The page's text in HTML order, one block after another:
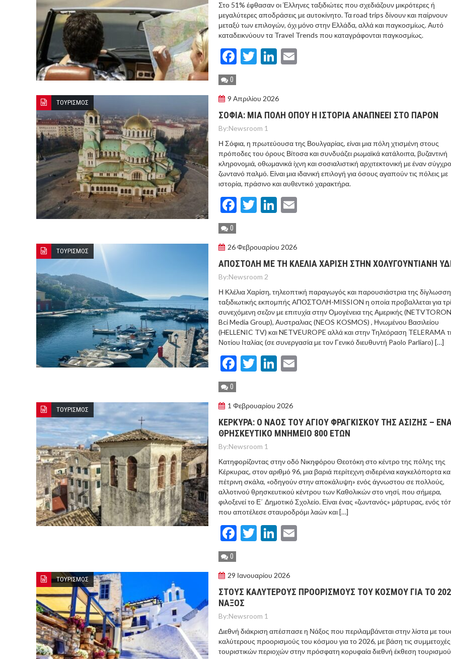
Στο 51% έφθασαν οι Έλληνες ταξιδιώτες που σχεδιάζουν μικρότερες ή
μεγαλύτερες αποδράσεις με αυτοκίνητο. Τα road trips δίνουν και παίρνουν
μεταξύ των επιλογών, όχι μόνο στην Ελλάδα, αλλά και παγκοσμίως. Αυτό
καταδεικνύουν τα Travel Trends που καταγράφονται παγκοσμίως.
Facebook
TwitterLinkedIn
0
ΤΟΥΡΙΣΜΟΣ 9 Απριλίου 2026
ΣΟΦΙΑ: ΜΙΑ ΠΟΛΗ ΟΠΟΥ Η ΙΣΤΟΡΙΑ ΑΝΑΠΝΕΕΙ ΣΤΟ ΠΑΡΟΝ
By:Newsroom 1
Η Σόφια, η πρωτεύουσα της Βουλγαρίας, είναι μια πόλη χτισμένη στους
πρόποδες του όρους Βίτοσα και συνδυάζει ρωμαϊκά κατάλοιπα, βυζαντινή
κληρονομιά, οθωμανικά ίχνη και σοσιαλιστική αρχιτεκτονική με έναν
ζωντανό παλμό. Είναι μια ιδανική επιλογή για όσους αγαπούν τις πόλεις με
ιστορία, πράσινο και αυθεντικό χαρακτήρα.
Facebook
TwitterLinkedIn
0
ΤΟΥΡΙΣΜΟΣ 26 Φεβρουαρίου 2026
ΑΠΟΣΤΟΛΗ ΜΕ ΤΗ ΚΛΕΛΙΑ ΧΑΡΙΣΗ ΣΤΗΝ ΧΟΛΥΓΟΥΝΤΙΑΝΗ
By:Newsroom 2
Η Κλέλια Χαρίση, τηλεοπτική παραγωγός και παρουσιάστρια της
ταξιδιωτικής εκπομπής ΑΠΟΣΤΟΛΗ-MISSION η οποία προβαλλεται για
συνεχόμενη σεζον με επιτυχία στην Ομογένεια της Αμερικής
Bci Media Group), Αυστραλιας (ΝEOS KOSMOS) , Ηνωμένου Βασιλείου
(HELLENIC TV) και NETVEUROPE αλλά και στην Τηλεόραση TELERAMA
Νοτίου Ιταλίας (σε συνεργασία με τον Γενικό διευθυντή Paolo Parliaro) […]
Facebook
TwitterLinkedIn
0
ΤΟΥΡΙΣΜΟΣ 1 Φεβρουαρίου 2026
ΚΕΡΚΥΡΑ: Ο ΝΑΟΣ ΤΟΥ ΑΓΙΟΥ ΦΡΑΓΚΙΣΚΟΥ ΤΗΣ ΑΣΙΖΗΣ –
ΘΡΗΣΚΕΥΤΙΚΟ ΜΝΗΜΕΙΟ 800 ΕΤΩΝ
By:Newsroom 1
Κατηφορίζοντας στην οδό Νικηφόρου Θεοτόκη στο κέντρο της πόλης της
Κέρκυρας, στον αριθμό 96, μια βαριά περίτεχνη σιδερένια καγκελόπορτα
πέτρινη σκάλα, «οδηγούν στην αποκάλυψη» ενός άγνωστου σε πολλούς,
αλλοτινού θρησκευτικού κέντρου των Καθολικών στο νησί, που σήμερα,
φιλοξενεί το Ε΄ Δημοτικό Σχολείο. Είναι ένας «ζωντανός» μάρτυρας, ενός
που αποτέλεσε σταυροδρόμι λαών και […]
Facebook
TwitterLinkedIn
0
ΤΟΥΡΙΣΜΟΣ 29 Ιανουαρίου 2026
ΣΤΟΥΣ ΚΑΛΥΤΕΡΟΥΣ ΠΡΟΟΡΙΣΜΟΥΣ ΤΟΥ ΚΟΣΜΟΥ ΓΙΑ ΤΟ
ΝΑΞΟΣ
By:Newsroom 1
Διεθνή διάκριση απέσπασε η Νάξος που περιλαμβάνεται στην λίστα με
καλύτερους προορισμούς του κόσμου για το 2026, με βάση τις
τουριστικών περιοχών στην πρόσφατη κορυφαία διεθνή έκθεση τουρισμού